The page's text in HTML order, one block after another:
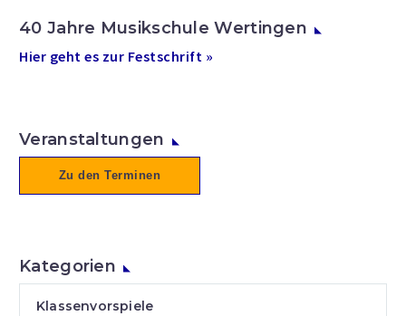
40 Jahre Musikschule Wertingen
Hier geht es zur Festschrift »
Veranstaltungen
Zu den Terminen
Kategorien
Klassenvorspiele